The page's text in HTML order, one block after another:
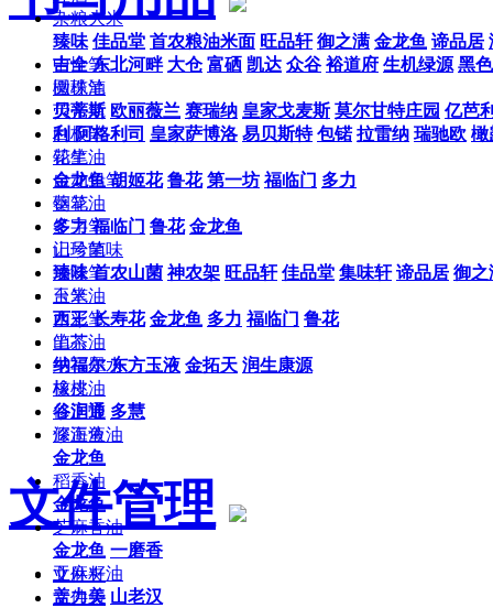
杂粮大米
臻味 佳品堂 首农粮油米面 旺品轩 御之满 金龙鱼 谛品居
吉全 东北河畔 大仓 富硒 凯达 众谷 裕道府 生机绿源 黑
橄榄油
贝蒂斯 欧丽薇兰 赛瑞纳 皇家戈麦斯 莫尔甘特庄园 亿芭
利 阿格利司 皇家萨博洛 易贝斯特 包锘 拉雷纳 瑞驰欧 橄
花生油
金龙鱼 胡姬花 鲁花 第一坊 福临门 多力
葵花油
多力 福临门 鲁花 金龙鱼
山珍菌味
臻味 首农山菌 神农架 旺品轩 佳品堂 集味轩 谛品居 御之
玉米油
西王 长寿花 金龙鱼 多力 福临门 鲁花
山茶油
纳福尔 东方玉液 金拓天 润生康源
核桃油
谷润通 多慧
深海鱼油
金龙鱼
稻香油
金龙鱼
芝麻香油
金龙鱼 一磨香
亚麻籽油
盖力美 山老汉
中性笔
圆珠笔
荧光笔
白板笔
铅笔
自动铅笔
钢笔
签字笔
记号笔
油漆笔
台笔
水彩笔
笔芯
书写墨水
橡皮
修正带
修正液
文件管理
文件夹
文件袋